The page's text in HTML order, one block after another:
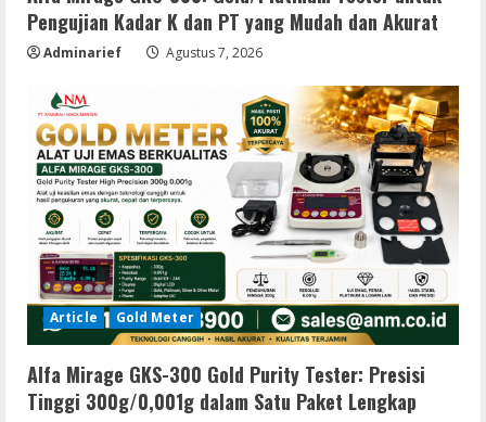
Pengujian Kadar K dan PT yang Mudah dan Akurat
Adminarief Agustus 7, 2026
Article Gold Meter
Alfa Mirage GKS-300 Gold Purity Tester: Presisi
Tinggi 300g/0,001g dalam Satu Paket Lengkap